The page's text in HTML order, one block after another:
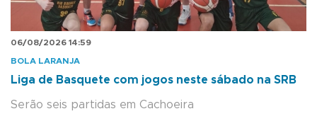
06/08/2026 14:59
BOLA LARANJA
Liga de Basquete com jogos neste sábado na SRB
Serão seis partidas em Cachoeira